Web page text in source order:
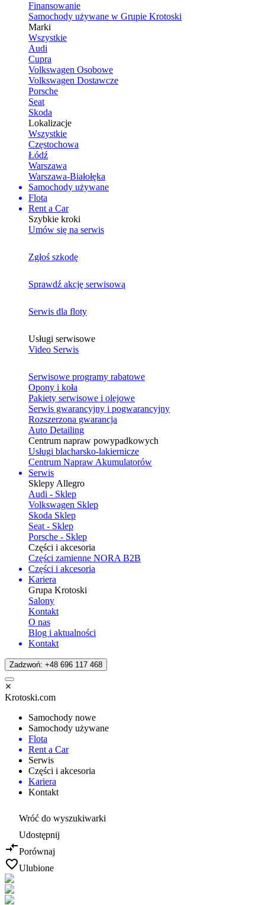
Finansowanie
Samochody używane w Grupie Krotoski
Marki
Wszystkie
Audi
Cupra
Volkswagen Osobowe
Volkswagen Dostawcze
Porsche
Seat
Skoda
Lokalizacje
Wszystkie
Częstochowa
Łódź
Warszawa
Warszawa-Białołęka
Samochody używane
Flota
Rent a Car
Szybkie kroki
Umów się na serwis
Zgłoś szkodę
Sprawdź akcję serwisową
Serwis dla floty
Usługi serwisowe
Video Serwis
Serwisowe programy rabatowe
Opony i koła
Pakiety serwisowe i olejowe
Serwis gwarancyjny i pogwarancyjny
Rozszerzona gwarancja
Auto Detailing
Centrum napraw powypadkowych
Usługi blacharsko-lakiernicze
Centrum Napraw Akumulatorów
Serwis
Sklepy Allegro
Audi - Sklep
Volkswagen Sklep
Skoda Sklep
Seat - Sklep
Porsche - Sklep
Części i akcesoria
Części zamienne NORA B2B
Części i akcesoria
Kariera
Grupa Krotoski
Salony
Kontakt
O nas
Blog i aktualności
Kontakt
Zadzwoń: +48 696 117 468
Krotoski.com
Samochody nowe
Samochody używane
Flota
Rent a Car
Serwis
Części i akcesoria
Kariera
Kontakt
Wróć do wyszukiwarki
Udostępnij
Porównaj
Ulubione